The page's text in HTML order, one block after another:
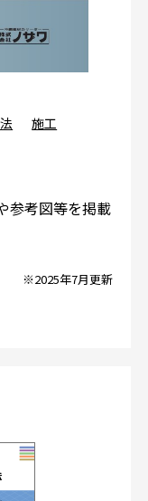
施工
参考図等を掲載
※2025年7月更新